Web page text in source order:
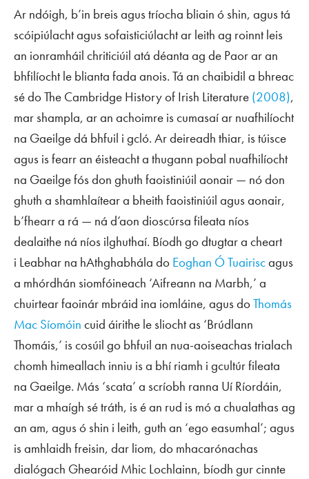
Ar ndóigh, b’in breis agus tríocha bliain ó shin, agus tá
scóipiúlacht agus sofaisticiúlacht ar leith ag roinnt leis
an ionramháil chriticiúil atá déanta ag de Paor ar an
bhfilíocht le blianta fada anois. Tá an chaibidil a bhreac
sé doThe Cambridge History of Irish Literature (2008),
mar shampla, ar an achoimre is cumasaí ar nuafhilíocht
na Gaeilge dá bhfuil i gcló. Ar deireadh thiar, is túisce
agus is fearr an éisteacht a thugann pobal nuafhilíocht
na Gaeilge fós don ghuth faoistiniúil aonair — nó don
ghuth a shamhlaítear a bheith faoistiniúil agus aonair,
b’fhearr a rá — ná d’aon dioscúrsa fileata níos
dealaithe ná níos ilghuthaí. Bíodh go dtugtar a cheart
i Leabhar na hAthghabhála do Eoghan Ó Tuairiscagus
a mhórdhán siomfóineach ‘Aifreann na Marbh,’ a
chuirtear faoinár mbráid ina iomláine, agus doThomás
Mac Síomóin cuid áirithe le sliocht as ‘Brúdlann
Thomáis,’ is cosúil go bhfuil an nua-aoiseachas trialach
chomh himeallach inniu is a bhí riamh i gcultúr fileata
na Gaeilge. Más ‘scata’ a scríobh ranna Uí Ríordáin,
mar a mhaígh sé tráth, is é an rud is mó a chualathas ag
an am, agus ó shin i leith, guth an ‘ego easumhal’; agus
is amhlaidh freisin, dar liom, do mhacarónachas
dialógach Ghearóid Mhic Lochlainn, bíodh gur cinnte